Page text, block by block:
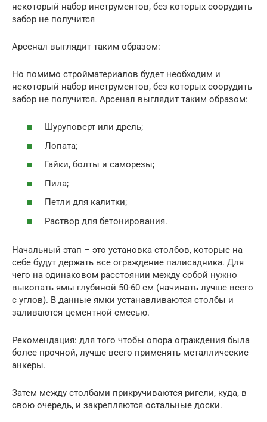
некоторый набор инструментов, без которых соорудить
забор не получится
Арсенал выглядит таким образом:
Но помимо стройматериалов будет необходим и
некоторый набор инструментов, без которых соорудить
забор не получится. Арсенал выглядит таким образом:
Шуруповерт или дрель;
Лопата;
Гайки, болты и саморезы;
Пила;
Петли для калитки;
Раствор для бетонирования.
Начальный этап – это установка столбов, которые на
себе будут держать все ограждение палисадника. Для
чего на одинаковом расстоянии между собой нужно
выкопать ямы глубиной 50-60 см (начинать лучше всего
с углов). В данные ямки устанавливаются столбы и
заливаются цементной смесью.
Рекомендация: для того чтобы опора ограждения была
более прочной, лучше всего применять металлические
анкеры.
Затем между столбами прикручиваются ригели, куда, в
свою очередь, и закрепляются остальные доски.